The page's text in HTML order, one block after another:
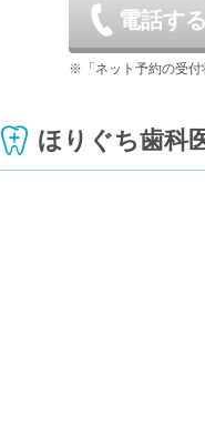
土
9/5
日
9/12
電話する
※「ネット予約の受付
ほりぐち歯科